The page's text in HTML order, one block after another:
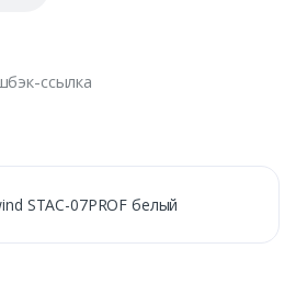
ссылка
STAC-07PROF белый